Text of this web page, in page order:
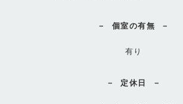
個室の有無
有り
定休日